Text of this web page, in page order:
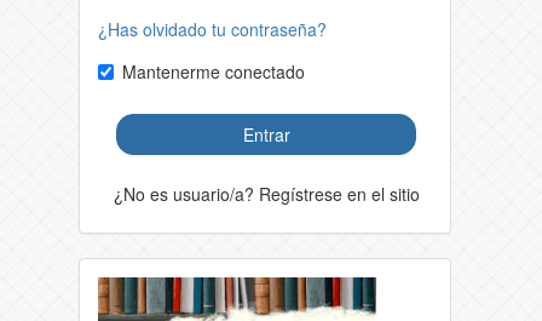
¿Has olvidado tu contraseña?
Mantenerme conectado
Entrar
¿No es usuario/a? Regístrese en el sitio